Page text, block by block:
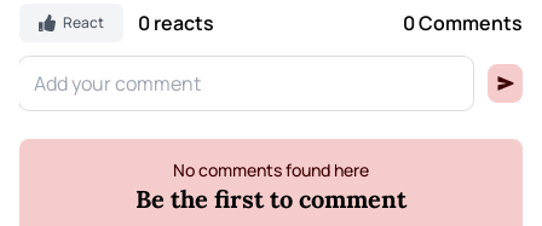
React 0 reacts 0 Comments
No comments found here
Be the first to comment